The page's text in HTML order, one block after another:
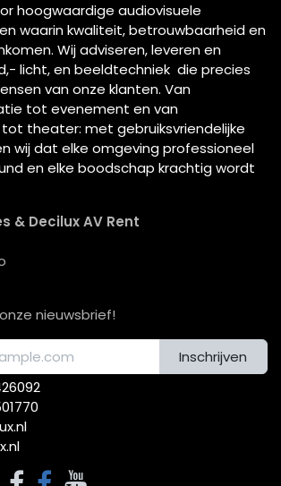
hoogwaardige audiovisuele
waarin kwaliteit, betrouwbaarheid en
Wij adviseren, leveren en
licht, en beeldtechniek die precies
van onze klanten. Van
tot evenement en van
theater: met gebruiksvriendelijke
wij dat elke omgeving professioneel
en elke boodschap krachtig wordt
& Decilux AV Rent
nieuwsbrief!
Inschrijven